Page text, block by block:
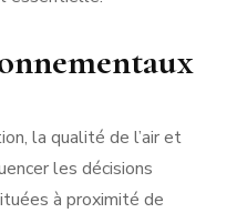
la qualité de l’air et
les décisions
à proximité de